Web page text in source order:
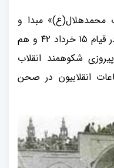
محمدهلال(ع)» مبدا و
محور این حرکت های مردمی هم در قیام ۱۵ خرداد ۴۲ و هم
تا پیروزی شکوهمند انقلاب
انقلابیون در صحن